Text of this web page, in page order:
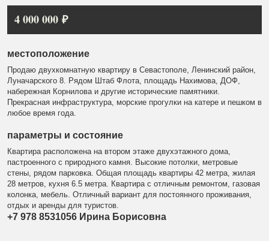
4 000 000 ₽
местоположение
Продаю двухкомнатную квартиру в Севастополе, Ленинский район,
Луначарского 8. Рядом Штаб Флота, площадь Нахимова, ДОФ,
набережная Корнилова и другие исторические памятники.
Прекрасная инфраструктура, морские прогулки на катере и пешком в
любое время года.
параметры и состояние
Квартира расположена на втором этаже двухэтажного дома,
пастроенного с природного камня. Высокие потолки, метровые
стены, рядом парковка. Общая площадь квартиры 42 метра, жилая
28 метров, кухня 6.5 метра. Квартира с отличным ремонтом, газовая
колонка, мебель. Отличный вариант для постоянного проживания,
отдых и аренды для туристов.
+7 978 8531056 Ирина Борисовна